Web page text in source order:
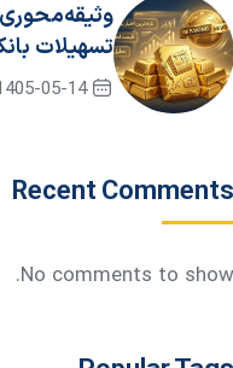
وثیقه‌محوری
تسهیلات
05-14
Recent Comments
No comments to show.